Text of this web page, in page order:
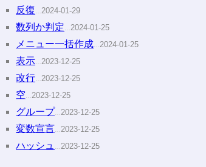
反復 2024-01-29
数列か判定 2024-01-25
メニュー一括作成 2024-01-25
表示 2023-12-25
改行 2023-12-25
空 2023-12-25
グループ 2023-12-25
変数宣言 2023-12-25
ハッシュ 2023-12-25